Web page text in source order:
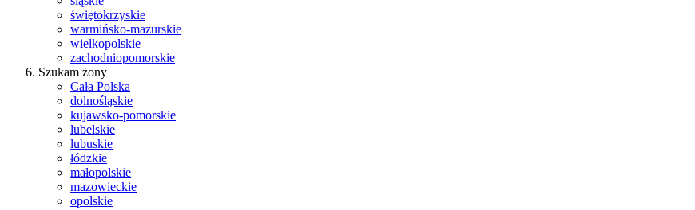
świętokrzyskie
warmińsko-mazurskie
wielkopolskie
zachodniopomorskie
Szukam żony
Cała Polska
dolnośląskie
kujawsko-pomorskie
lubelskie
lubuskie
łódzkie
małopolskie
mazowieckie
opolskie